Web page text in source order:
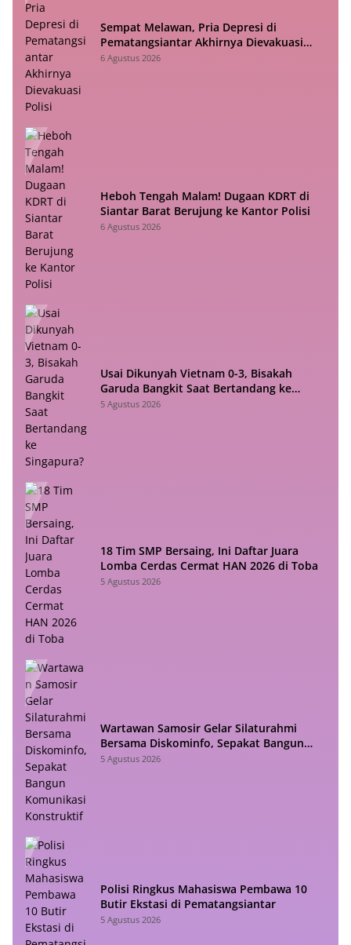
Sempat Melawan, Pria Depresi di
Pematangsiantar Akhirnya Dievakuasi
Polisi
6 Agustus 2026
Heboh Tengah Malam! Dugaan KDRT di
Siantar Barat Berujung ke Kantor Polisi
6 Agustus 2026
Usai Dikunyah Vietnam 0-3, Bisakah
Garuda Bangkit Saat Bertandang ke
Singapura?
5 Agustus 2026
18 Tim SMP Bersaing, Ini Daftar Juara
Lomba Cerdas Cermat HAN 2026 di Toba
5 Agustus 2026
Wartawan Samosir Gelar Silaturahmi
Bersama Diskominfo, Sepakat Bangun
Komunikasi Konstruktif
5 Agustus 2026
Polisi Ringkus Mahasiswa Pembawa 10
Butir Ekstasi di Pematangsiantar
5 Agustus 2026